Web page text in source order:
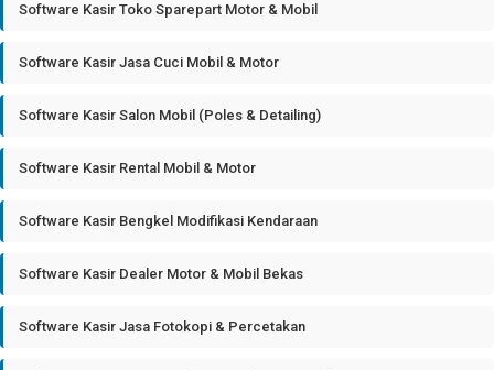
Software Kasir Toko Sparepart Motor & Mobil
Software Kasir Jasa Cuci Mobil & Motor
Software Kasir Salon Mobil (Poles & Detailing)
Software Kasir Rental Mobil & Motor
Software Kasir Bengkel Modifikasi Kendaraan
Software Kasir Dealer Motor & Mobil Bekas
Software Kasir Jasa Fotokopi & Percetakan